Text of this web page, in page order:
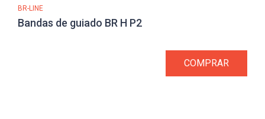
BR-LINE
Bandas de guiado BR H P2
COMPRAR